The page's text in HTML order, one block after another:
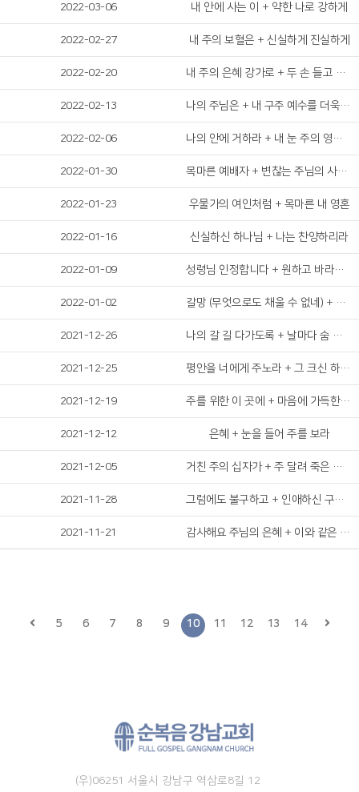
2022-03-06 내 안에 사는 이 + 약한 나로 강하게
2022-02-27 내 주의 보혈은 + 신실하게 진실하게
2022-02-20 내 주의 은혜 강가로 + 두 손 들고 찬양합니다
2022-02-13 나의 주님은 + 내 구주 예수를 더욱 사랑
2022-02-06 나의 안에 거하라 + 내 눈 주의 영광을 보네
2022-01-30 목마른 예배자 + 변찮는 주님의 사랑과
2022-01-23 우물가의 여인처럼 + 목마른 내 영혼
2022-01-16 신실하신 하나님 + 나는 찬양하리라
2022-01-09 성령님 인정합니다 + 원하고 바라고 기도합니다
2022-01-02 갈망 (무엇으로도 채울 수 없네) + 목마른 내 영혼
2021-12-26 나의 갈 길 다가도록 + 날마다 숨 쉬는 순간 마다
2021-12-25 평안을 너에게 주노라 + 그 크신 하나님의 사랑
2021-12-19 주를 위한 이 곳에 + 마음에 가득한 의심을 깨치고
2021-12-12 은혜 + 눈을 들어 주를 보라
2021-12-05 거친 주의 십자가 + 주 달려 죽은 십자가
2021-11-28 그럼에도 불구하고 + 인애하신 구세주여
2021-11-21 감사해요 주님의 은혜 + 이와 같은 때엔
5 6 7 8 9 10 11 12 13 14
(우)06251 서울시 강남구 역삼로8길 12